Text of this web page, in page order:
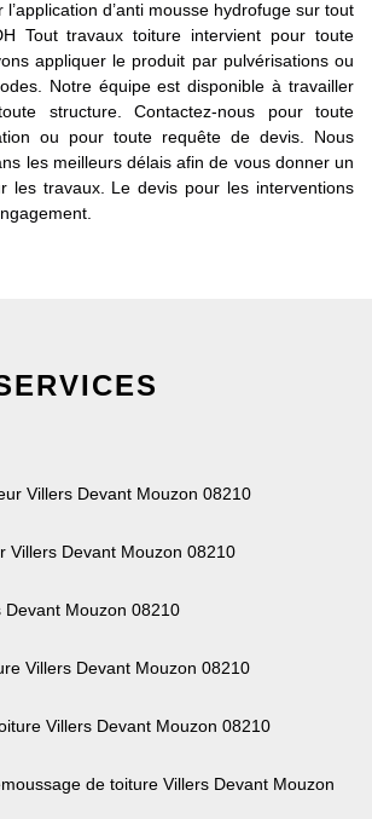
d’anti mousse hydrofuge sur tout
Tout travaux toiture intervient pour toute
appliquer le produit par pulvérisations ou
Notre équipe est disponible à travailler
structure. Contactez-nous pour toute
ou pour toute requête de devis. Nous
les meilleurs délais afin de vous donner un
les travaux. Le devis pour les interventions
Villers Devant Mouzon 08210
Villers Devant Mouzon 08210
Devant Mouzon 08210
Villers Devant Mouzon 08210
Villers Devant Mouzon 08210
de toiture Villers Devant Mouzon